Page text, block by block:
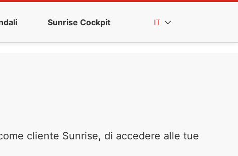
Sunrise Cockpit IT
cliente Sunrise, di accedere alle tue